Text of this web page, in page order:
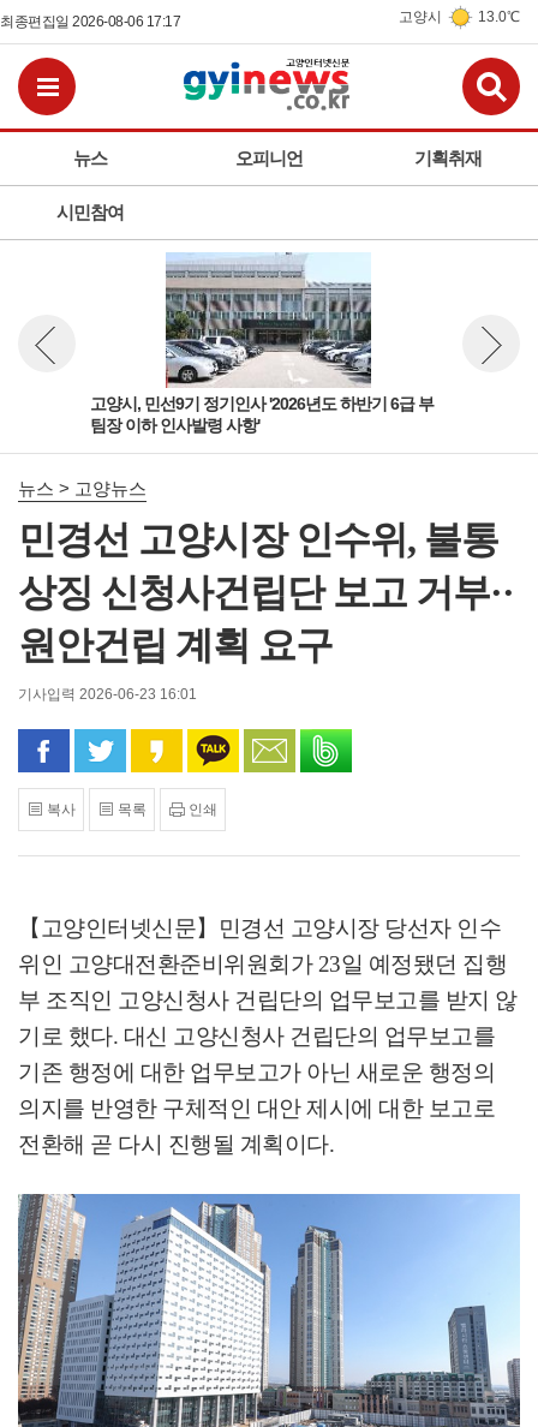
최종편집일 2026-08-06 17:17 고양시 13.0℃
뉴스 오피니언 기획취재
시민참여
고양시, 민선9기 정기인사 '2026년도 하반기 6급 부
팀장 이하 인사발령 사항'
뉴스 이전보기
뉴스 > 고양뉴스
민경선 고양시장 인수위, 불통
상징 신청사건립단 보고 거부··
원안건립 계획 요구
기사입력 2026-06-23 16:01
페이스북으로 공유
트위터로 공유카카오 스토리로 공유
카카오톡으로 공유
문자로 공유
복사 목록 인쇄
【고양인터넷신문】
민경선 고양시장 당선자 인수
위인 고양대전환준비위원회가 23일 예정됐던 집행
부 조직인 고양신청사 건립단의 업무보고를 받지 않
기로 했다. 대신 고양신청사 건립단의 업무보고를
기존 행정에 대한 업무보고가 아닌 새로운 행정의
의지를 반영한 구체적인 대안 제시에 대한 보고로
전환해 곧 다시 진행될 계획이다.